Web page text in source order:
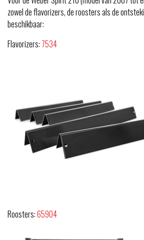
zowel de flavorizers, de roosters als de
beschikbaar:
Flavorizers: 7534
Roosters:65904